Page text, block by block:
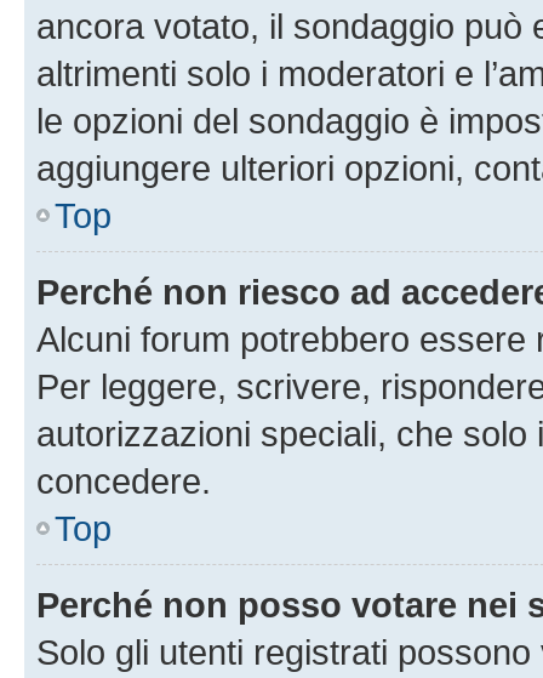
ancora votato, il sondaggio può
altrimenti solo i moderatori e
le opzioni del sondaggio è
aggiungere ulteriori opzioni,
Top
Perché non riesco ad
Alcuni forum potrebbero
Per leggere, scrivere,
autorizzazioni speciali, che solo
concedere.
Top
Perché non posso votare nei
Solo gli utenti registrati